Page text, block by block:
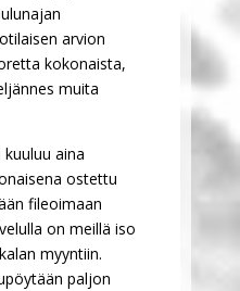
arvion
kokonaista,
muita
aina
ostettu
fileoimaan
on meillä iso
myyntiin.
paljon